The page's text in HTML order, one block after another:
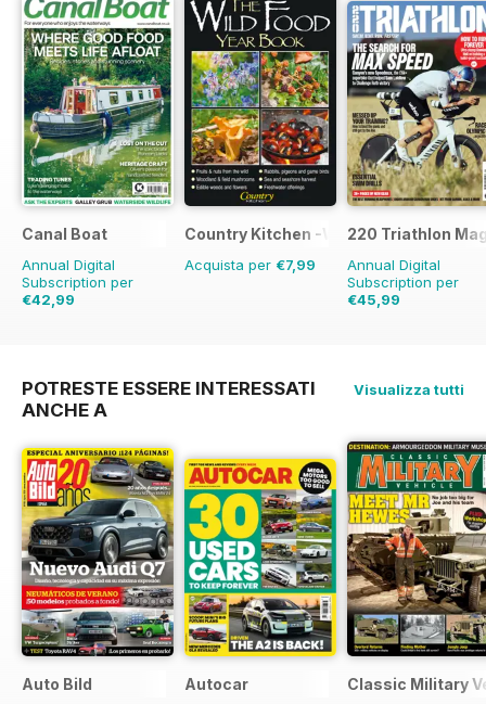
Canal Boat
Annual Digital
Subscription per
€42,99
Country Kitchen -Wild Food Yr Bk
Acquista per €7,99
220 Triathlon
Annual Digital
Subscription per
€45,99
POTRESTE ESSERE INTERESSATI
ANCHE A
Visualizza tutti
Auto Bild Autocar Classic Military